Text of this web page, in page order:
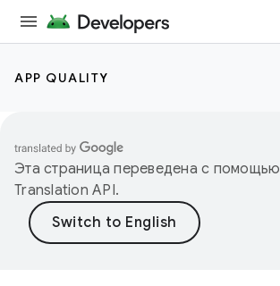
APP QUALITY
Эта страница переведена с помощью
Translation API.